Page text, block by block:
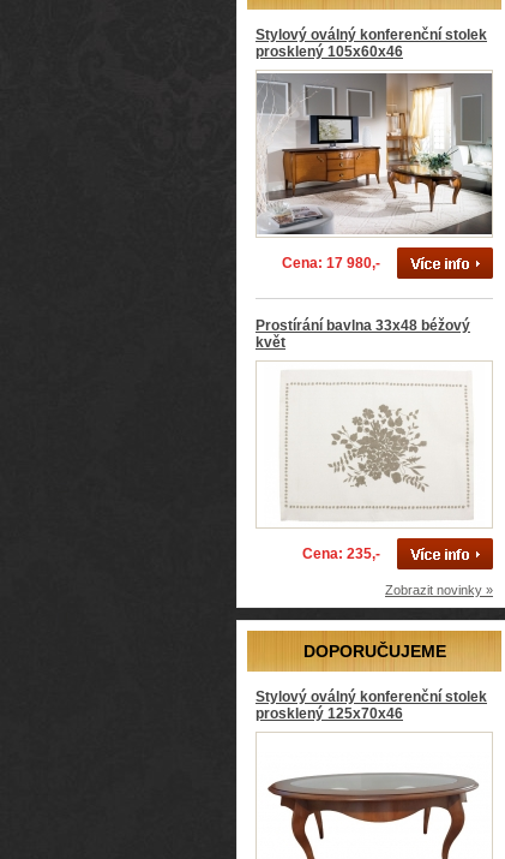
Stylový oválný konferenční stolek
prosklený 105x60x46
Cena: 17 980,-
Prostírání bavlna 33x48 béžový
květ
Cena: 235,-
Zobrazit novinky »
DOPORUČUJEME
Stylový oválný konferenční stolek
prosklený 125x70x46